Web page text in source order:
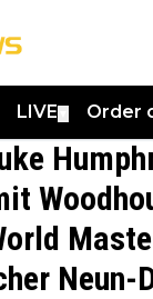
LIVE Order
Neun-